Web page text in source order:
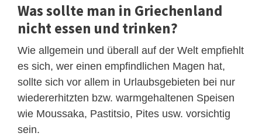
Was sollte man in Griechenland
nicht essen und trinken?
Wie allgemein und überall auf der Welt empfiehlt
es sich, wer einen empfindlichen Magen hat,
sollte sich vor allem in Urlaubsgebieten bei nur
wiedererhitzten bzw. warmgehaltenen Speisen
wie Moussaka, Pastitsio, Pites usw. vorsichtig
sein.